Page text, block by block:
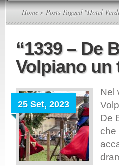
Home » Posts Tagged "Hotel
“1339 – De
Volpiano un
25 Set, 2023
Nel
De
che